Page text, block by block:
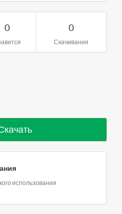
0 0
Скачивания
использования